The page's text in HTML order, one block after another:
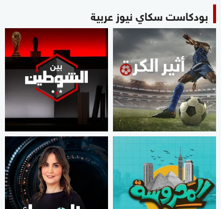
بودكاست سكاي نيوز عربية